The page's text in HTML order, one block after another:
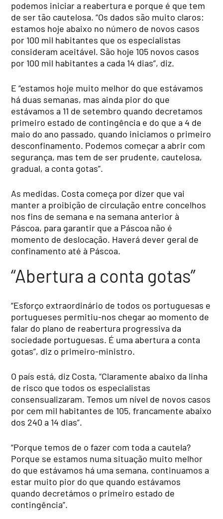
podemos iniciar a reabertura e porque é que tem
de ser tão cautelosa. “Os dados são muito claros:
estamos hoje abaixo no número de novos casos
por 100 mil habitantes que os especialistas
consideram aceitável. São hoje 105 novos casos
por 100 mil habitantes a cada 14 dias”, diz.
E “estamos hoje muito melhor do que estávamos
há duas semanas, mas ainda pior do que
estávamos a 11 de setembro quando decretamos
primeiro estado de contingência e do que a 4 de
maio do ano passado, quando iniciamos o primeiro
desconfinamento. Podemos começar a abrir com
segurança, mas tem de ser prudente, cautelosa,
gradual, a conta gotas”.
As medidas. Costa começa por dizer que vai
manter a proibição de circulação entre concelhos
nos fins de semana e na semana anterior à
Páscoa, para garantir que a Páscoa não é
momento de deslocação. Haverá dever geral de
confinamento até à Páscoa.
“Abertura a conta gotas”
“Esforço extraordinário de todos os portuguesas e
portugueses permitiu-nos chegar ao momento de
falar do plano de reabertura progressiva da
sociedade portuguesas. É uma abertura a conta
gotas”, diz o primeiro-ministro.
O país está, diz Costa, “Claramente abaixo da linha
de risco que todos os especialistas
consensualizaram. Temos um nível de novos casos
por cem mil habitantes de 105, francamente abaixo
dos 240 a 14 dias”.
“Porque temos de o fazer com toda a cautela?
Porque se estamos numa situação muito melhor
do que estávamos há uma semana, continuamos a
estar muito pior do que quando estávamos
quando decretámos o primeiro estado de
contingência”.